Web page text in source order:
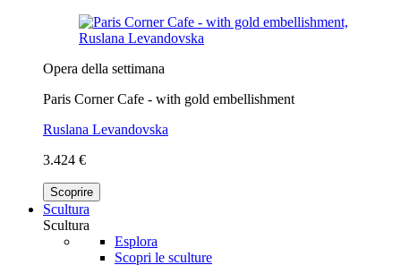
Opera della settimana
Paris Corner Cafe - with gold embellishment
Ruslana Levandovska
3.424 €
Scoprire
Scultura
Scultura
Esplora
Scopri le sculture